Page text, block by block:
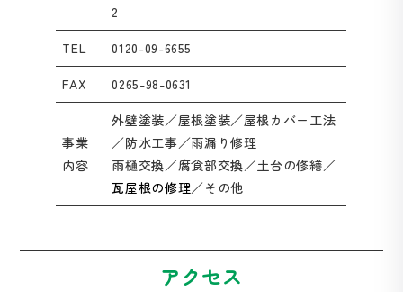
2
TEL
0120-09-6655
FAX
0265-98-0631
事業
内容
外壁塗装／屋根塗装／屋根カバー工法
／防水工事／雨漏り修理
雨樋交換／腐食部交換／土台の修繕／
瓦屋根の修理／その他
アクセス